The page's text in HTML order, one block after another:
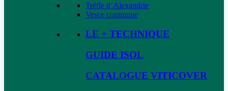
Trèfle d’Alexandrie
Vesce commune
LE + TECHNIQUE
GUIDE ISOL
CATALOGUE VITICOVER